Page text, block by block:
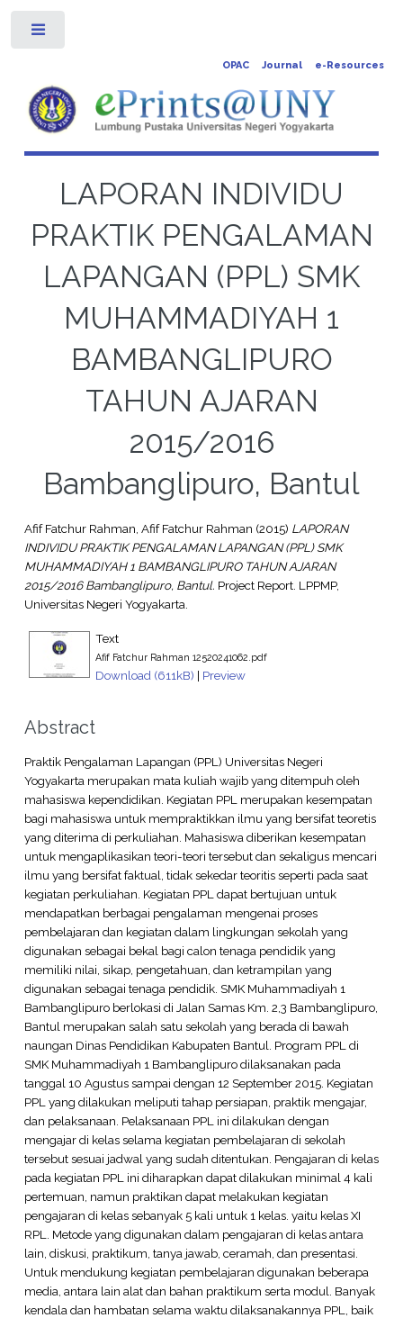
OPAC Journal e-Resources
LAPORAN INDIVIDU
PRAKTIK PENGALAMAN
LAPANGAN (PPL) SMK
MUHAMMADIYAH 1
BAMBANGLIPURO
TAHUN AJARAN
2015/2016
Bambanglipuro, Bantul
Afif Fatchur Rahman, Afif Fatchur Rahman (2015) LAPORAN
INDIVIDU PRAKTIK PENGALAMAN LAPANGAN (PPL) SMK
MUHAMMADIYAH 1 BAMBANGLIPURO TAHUN AJARAN
2015/2016 Bambanglipuro, Bantul. Project Report. LPPMP,
Universitas Negeri Yogyakarta.
Text
Afif Fatchur Rahman 12520241062.pdf
Download (611kB) | Preview
Abstract
Praktik Pengalaman Lapangan (PPL) Universitas Negeri
Yogyakarta merupakan mata kuliah wajib yang ditempuh oleh
mahasiswa kependidikan. Kegiatan PPL merupakan kesempatan
bagi mahasiswa untuk mempraktikkan ilmu yang bersifat teoretis
yang diterima di perkuliahan. Mahasiswa diberikan kesempatan
untuk mengaplikasikan teori-teori tersebut dan sekaligus mencari
ilmu yang bersifat faktual, tidak sekedar teoritis seperti pada saat
kegiatan perkuliahan. Kegiatan PPL dapat bertujuan untuk
mendapatkan berbagai pengalaman mengenai proses
pembelajaran dan kegiatan dalam lingkungan sekolah yang
digunakan sebagai bekal bagi calon tenaga pendidik yang
memiliki nilai, sikap, pengetahuan, dan ketrampilan yang
digunakan sebagai tenaga pendidik. SMK Muhammadiyah 1
Bambanglipuro berlokasi di Jalan Samas Km. 2,3 Bambanglipuro,
Bantul merupakan salah satu sekolah yang berada di bawah
naungan Dinas Pendidikan Kabupaten Bantul. Program PPL di
SMK Muhammadiyah 1 Bambanglipuro dilaksanakan pada
tanggal 10 Agustus sampai dengan 12 September 2015. Kegiatan
PPL yang dilakukan meliputi tahap persiapan, praktik mengajar,
dan pelaksanaan. Pelaksanaan PPL ini dilakukan dengan
mengajar di kelas selama kegiatan pembelajaran di sekolah
tersebut sesuai jadwal yang sudah ditentukan. Pengajaran di kelas
pada kegiatan PPL ini diharapkan dapat dilakukan minimal 4 kali
pertemuan, namun praktikan dapat melakukan kegiatan
pengajaran di kelas sebanyak 5 kali untuk 1 kelas. yaitu kelas XI
RPL. Metode yang digunakan dalam pengajaran di kelas antara
lain, diskusi, praktikum, tanya jawab, ceramah, dan presentasi.
Untuk mendukung kegiatan pembelajaran digunakan beberapa
media, antara lain alat dan bahan praktikum serta modul. Banyak
kendala dan hambatan selama waktu dilaksanakannya PPL, baik